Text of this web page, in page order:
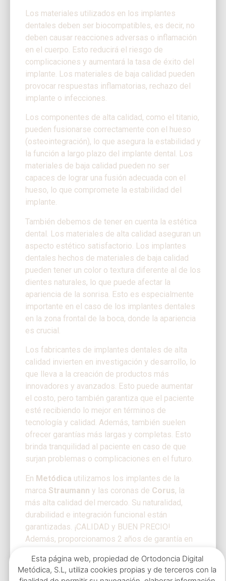
Los materiales utilizados en los implantes
dentales deben ser biocompatibles, es decir, no
deben causar reacciones adversas o inflamación
en el cuerpo. Esto reducirá el riesgo de
complicaciones y aumentará la tasa de éxito del
implante. Los materiales de baja calidad pueden
provocar respuestas inflamatorias, rechazo del
implante o infecciones.
Los componentes de alta calidad, como el titanio,
pueden fusionarse correctamente con el hueso
(osteointegración), lo que asegura la estabilidad y
la función a largo plazo del implante dental. Los
materiales de baja calidad pueden no ser
capaces de lograr una fusión adecuada con el
hueso, lo que compromete la estabilidad del
implante.
También debemos de tener en cuenta la estética
dental. Los materiales de alta calidad aseguran un
aspecto estético satisfactorio. Los implantes
dentales hechos de materiales de baja calidad
pueden tener un color o textura diferente al de los
dientes naturales, lo que puede afectar la
apariencia de la sonrisa. Esto es especialmente
importante en el caso de los implantes dentales
en la zona frontal de la boca, donde la apariencia
es crucial.
Los fabricantes de implantes dentales de alta
calidad invierten en investigación y desarrollo, lo
que lleva a la creación de productos más
innovadores y avanzados. Esto puede aumentar
el costo, pero también garantiza que el paciente
esté recibiendo lo mejor en términos de
tecnología y calidad. Además, también suelen
ofrecer garantías más largas y completas. Esto
brinda tranquilidad al paciente en caso de que
surjan problemas o complicaciones en el futuro.
En Metódica utilizamos los implantes de la
marca Straumann y las coronas de Corus, la
más alta calidad del mercado. Su naturalidad,
durabilidad e integración funcional están
garantizadas. ¡CALIDAD y BUEN PRECIO!
Además, proporcionamos 2 años de garantía en
implantes.
Esta página web, propiedad de Ortodoncia Digital
Metódica, S.L, utiliza cookies propias y de terceros con la